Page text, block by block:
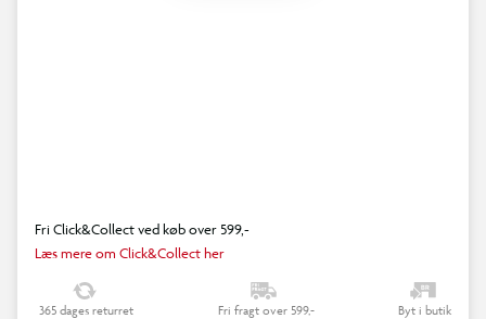
Fri Click&Collect ved køb over 599,-
Læs mere om Click&Collect her
365 dages returret Fri fragt over 599,- Byt i butik